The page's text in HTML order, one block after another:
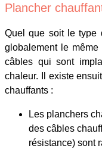
Plancher
Quel que soit le type
globalement le même
câbles qui sont
chaleur. Il existe
chauffants :
Les planchers
des câbles
résistance) sont